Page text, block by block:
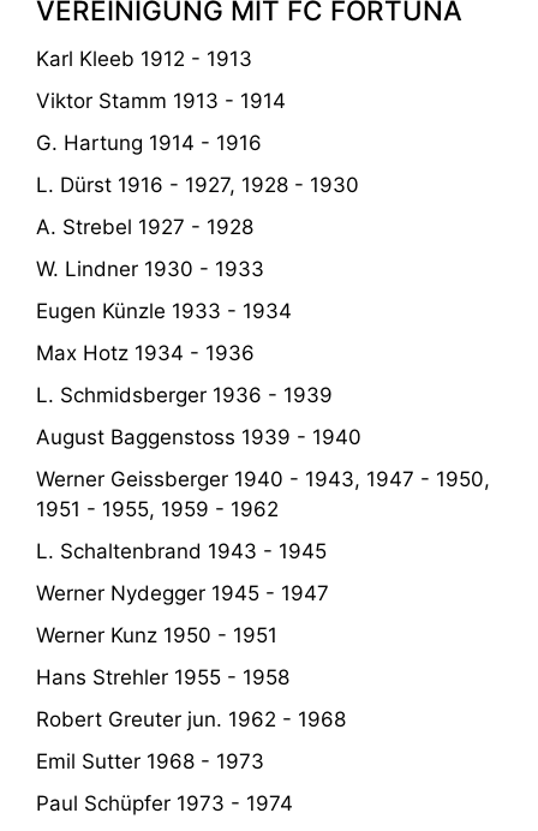
VEREINIGUNG MIT FC FORTUNA
Karl Kleeb 1912 - 1913
Viktor Stamm 1913 - 1914
G. Hartung 1914 - 1916
L. Dürst 1916 - 1927, 1928 - 1930
A. Strebel 1927 - 1928
W. Lindner 1930 - 1933
Eugen Künzle 1933 - 1934
Max Hotz 1934 - 1936
L. Schmidsberger 1936 - 1939
August Baggenstoss 1939 - 1940
Werner Geissberger 1940 - 1943, 1947 - 1950,
1951 - 1955, 1959 - 1962
L. Schaltenbrand 1943 - 1945
Werner Nydegger 1945 - 1947
Werner Kunz 1950 - 1951
Hans Strehler 1955 - 1958
Robert Greuter jun. 1962 - 1968
Emil Sutter 1968 - 1973
Paul Schüpfer 1973 - 1974